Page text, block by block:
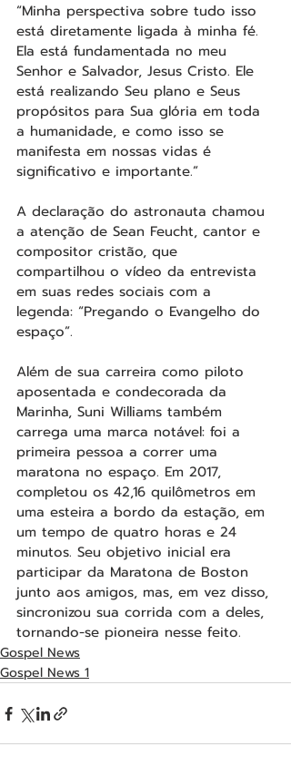
“Minha perspectiva sobre tudo isso
está diretamente ligada à minha fé.
Ela está fundamentada no meu
Senhor e Salvador, Jesus Cristo. Ele
está realizando Seu plano e Seus
propósitos para Sua glória em toda
a humanidade, e como isso se
manifesta em nossas vidas é
significativo e importante.”
A declaração do astronauta chamou
a atenção de Sean Feucht, cantor e
compositor cristão, que
compartilhou o vídeo da entrevista
em suas redes sociais com a
legenda: “Pregando o Evangelho do
espaço”.
Além de sua carreira como piloto
aposentada e condecorada da
Marinha, Suni Williams também
carrega uma marca notável: foi a
primeira pessoa a correr uma
maratona no espaço. Em 2017,
completou os 42,16 quilômetros em
uma esteira a bordo da estação, em
um tempo de quatro horas e 24
minutos. Seu objetivo inicial era
participar da Maratona de Boston
junto aos amigos, mas, em vez disso,
sincronizou sua corrida com a deles,
tornando-se pioneira nesse feito.
Gospel News
Gospel News 1